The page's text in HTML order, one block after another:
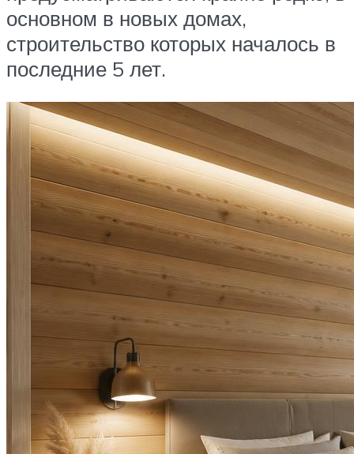
основном в новых домах,
строительство которых началось в
последние 5 лет.